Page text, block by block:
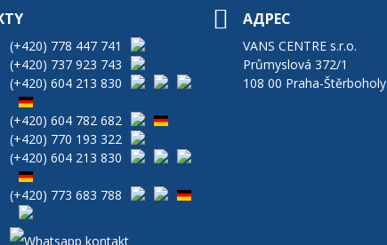
(+420) 778 447 741
(+420) 737 923 743
(+420) 604 213 830
(+420) 604 782 682
(+420) 770 193 322
(+420) 604 213 830
(+420) 773 683 788
АДРЕС
VANS CENTRE s.r.o.
Průmyslová 372/1
108 00 Praha-Štěrboholy